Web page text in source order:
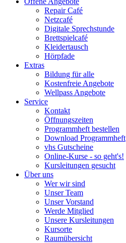
Repair Café
Netzcafé
Digitale Sprechstunde
Brettspielcafé
Kleidertausch
Hörpfade
Extras
Bildung für alle
Kostenfreie Angebote
Wellpass Angebote
Service
Kontakt
Öffnungszeiten
Programmheft bestellen
Download Programmheft
vhs Gutscheine
Online-Kurse - so geht's!
Kursleitungen gesucht
Über uns
Wer wir sind
Unser Team
Unser Vorstand
Werde Mitglied
Unsere Kursleitungen
Kursorte
Raumübersicht